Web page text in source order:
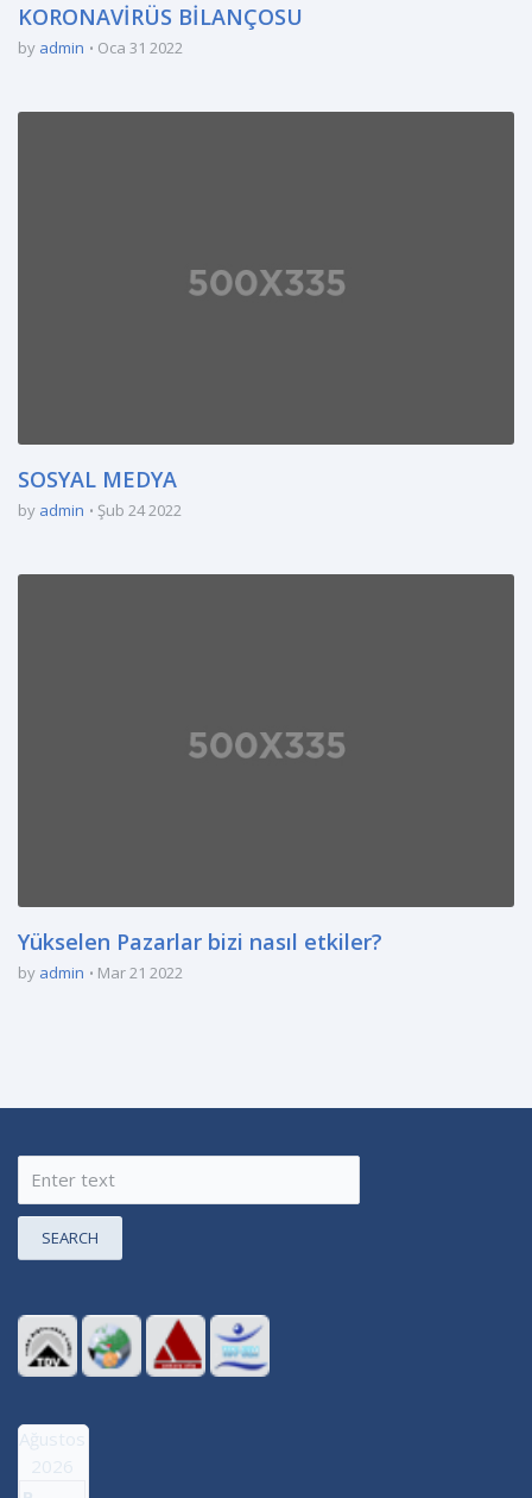
KORONAVİRÜS BİLANÇOSU
by admin Oca 31 2022
SOSYAL MEDYA
by admin Şub 24 2022
Yükselen Pazarlar bizi nasıl etkiler?
by admin Mar 21 2022
SEARCH
Ağustos
2026